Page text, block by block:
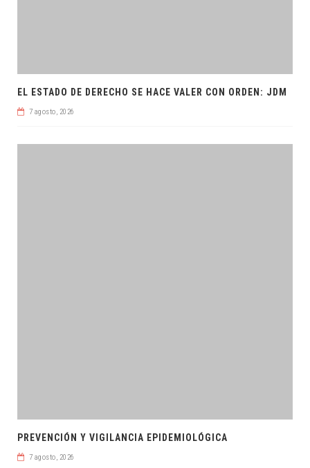
EL ESTADO DE DERECHO SE HACE VALER CON ORDEN: JDM
7 agosto, 2026
PREVENCIÓN Y VIGILANCIA EPIDEMIOLÓGICA
7 agosto, 2026